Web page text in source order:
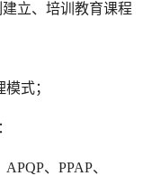
立、培训教育课程
式；
、PPAP、